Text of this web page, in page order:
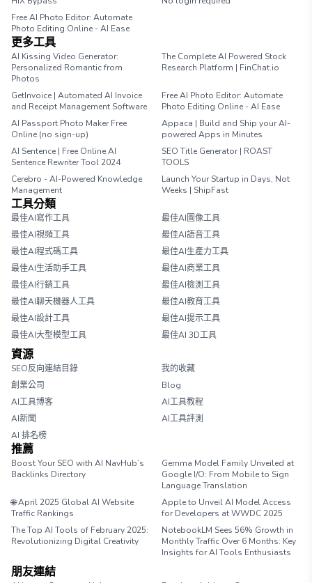
Free AI Photo Editor: Automate
Photo Editing Online - AI Ease
更多工具
AI Kissing Video Generator:
Personalized Romantic from
Photos
The Complete AI Powered Stock
Research Platform | FinChat.io
GetInvoice | Automated AI Invoice
and Receipt Management Software
Free AI Photo Editor: Automate
Photo Editing Online - AI Ease
AI Passport Photo Maker Free
Online (no sign-up)
Appaca | Build and Ship your AI-
powered Apps in Minutes
AI Sentence | Free Online AI
Sentence Rewriter Tool 2024
SEO Title Generator | ROAST
TOOLS
Cerebro - AI-Powered Knowledge
Management
Launch Your Startup in Days, Not
Weeks | ShipFast
工具分類
最佳AI寫作工具
最佳AI圖像工具
最佳AI視頻工具
最佳AI語音工具
最佳AI程式碼工具
最佳AI生產力工具
最佳AI生活助手工具
最佳AI商業工具
最佳AI行銷工具
最佳AI檢測工具
最佳AI聊天機器人工具
最佳AI教育工具
最佳AI設計工具
最佳AI提示工具
最佳AI大型模型工具
最佳AI 3D工具
資源
SEO反向連結目錄
我的收藏
創業公司
Blog
AI工具博客
AI工具教程
AI新聞
AI工具評測
AI 排名榜
推薦
Boost Your SEO with AI NavHub’s
Backlinks Directory
Gemma Model Family Unveiled at
Google I/O: From Mobile to Sign
Language Translation
🌐 April 2025 Global AI Website
Traffic Rankings
Apple to Unveil AI Model Access
for Developers at WWDC 2025
The Top AI Tools of February 2025:
Revolutionizing Digital Creativity
NotebookLM Sees 56% Growth in
Monthly Traffic Over 6 Months: Key
Insights for AI Tools Enthusiasts
朋友連結